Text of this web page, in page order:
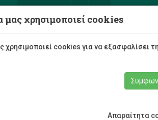
μας χρησιμοποιεί cookies
χρησιμοποιεί cookies για να εξασφαλίσει
Απαραίτητα